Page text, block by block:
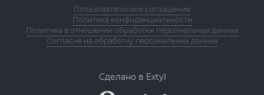
Пользовательское соглашение
Политика конфиденциальности
Политика в отношении обработки персональных данных
Согласие на обработку персональных данных
Сделано в Extyl